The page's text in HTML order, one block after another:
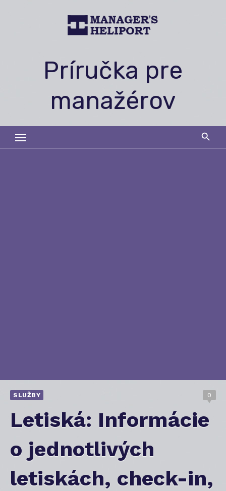
Príručka pre
manažérov
SLUŽBY 0
Letiská: Informácie
o jednotlivých
letiskách, check-in,